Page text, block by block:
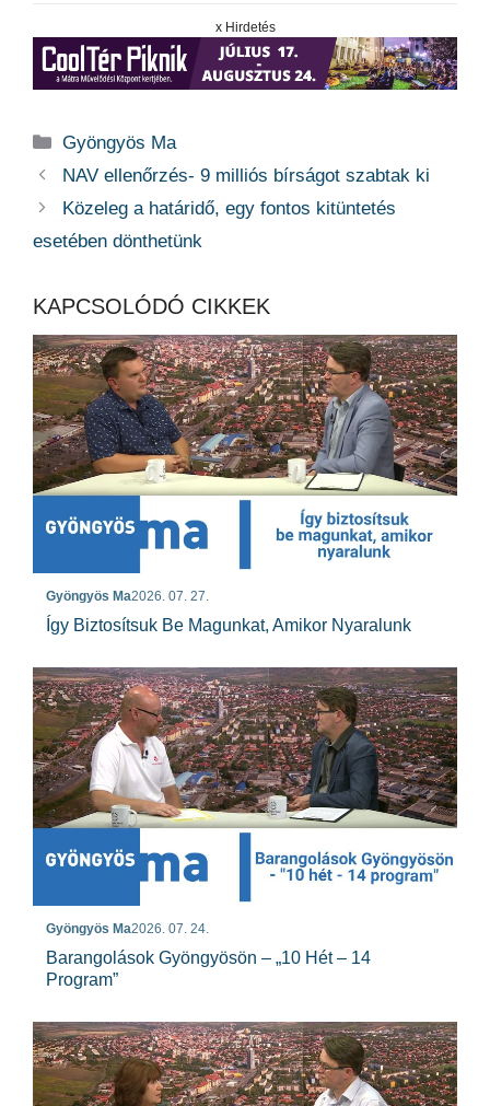
x Hirdetés
Kategória
Gyöngyös Ma
NAV ellenőrzés- 9 milliós bírságot szabtak ki
Közeleg a határidő, egy fontos kitüntetés
esetében dönthetünk
KAPCSOLÓDÓ CIKKEK
Gyöngyös Ma2026. 07. 27.
Így Biztosítsuk Be Magunkat, Amikor Nyaralunk
Gyöngyös Ma2026. 07. 24.
Barangolások Gyöngyösön – „10 Hét – 14
Program”